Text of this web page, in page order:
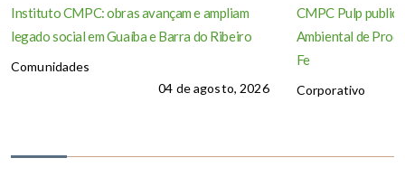
Instituto CMPC: obras avançam e ampliam
legado social em Guaíba e Barra do Ribeiro
Comunidades
04 de agosto, 2026
CMPC Pulp
Ambiental de
Fe
Corporativo